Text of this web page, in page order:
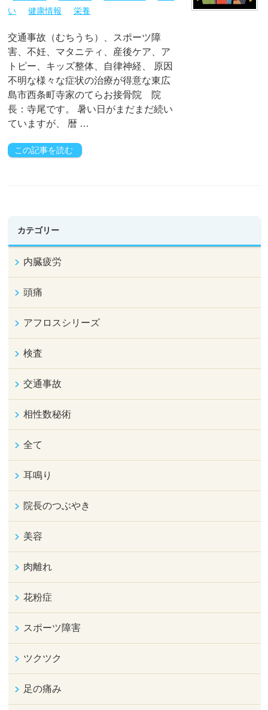
い
健康情報 栄養
交通事故（むちうち）、スポーツ障
害、不妊、マタニティ、産後ケア、ア
トピー、キッズ整体、自律神経、 原因
不明な様々な症状の治療が得意な東広
島市西条町寺家のてらお接骨院 院
長：寺尾です。 暑い日がまだまだ続い
ていますが、 暦 …
この記事を読む
カテゴリー
内臓疲労
頭痛
アフロスシリーズ
検査
交通事故
相性数秘術
全て
耳鳴り
院長のつぶやき
美容
肉離れ
花粉症
スポーツ障害
ツクツク
足の痛み